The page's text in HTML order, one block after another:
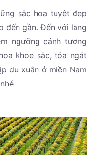
sắc hoa tuyệt đẹp
đến gần. Đến với làng
ngưỡng cảnh tượng
khoe sắc, tỏa ngát
du xuân ở miền Nam